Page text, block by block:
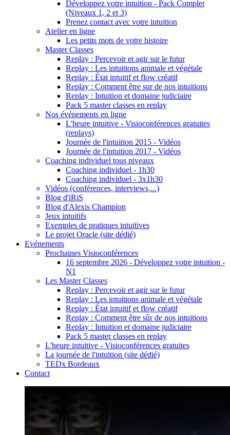
Développez votre intuition - Pack Complet
(Niveaux 1, 2 et 3)
Prenez contact avec votre intuition
Atelier en ligne
Les petits mots de votre histoire
Master Classes
Replay : Percevoir et agir sur le futur
Replay : Les intuitions animale et végétale
Replay : État intuitif et flow créatif
Replay : Comment être sur de nos intuitions
Replay : Intuition et domaine judiciaire
Pack 5 master classes en replay
Nos événements en ligne
L'heure intuitive - Visioconférences gratuites
(replays)
Journée de l'intuition 2015 - Vidéos
Journée de l'intuition 2017 - Vidéos
Coaching individuel tous niveaux
Coaching individuel - 1h30
Coaching individuel - 3x1h30
Vidéos (conférences, interviews,...)
Blog d'iRiS
Blog d'Alexis Champion
Jeux intuitifs
Exemples de pratiques intuitives
Le projet Oracle (site dédié)
Evénements
Prochaines Visioconférences
16 septembre 2026 - Développez votre intuition -
N1
Les Master Classes
Replay : Percevoir et agir sur le futur
Replay : Les intuitions animale et végétale
Replay : État intuitif et flow créatif
Replay : Comment être sûr de nos intuitions
Replay : Intuition et domaine judiciaire
Pack 5 master classes en replay
L'heure intuitive - Visioconférences gratuites
La journée de l'intuition (site dédié)
TEDx Bordeaux
Contact